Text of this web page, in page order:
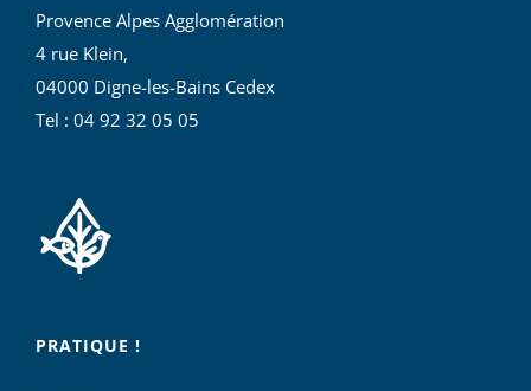
Provence Alpes Agglomération
4 rue Klein,
04000 Digne-les-Bains Cedex
Tel : 04 92 32 05 05
PRATIQUE !